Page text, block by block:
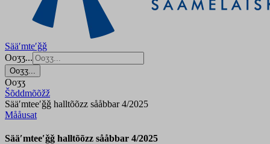
Sääʹmteʹǧǧ
Ooʒʒ...
Ooʒʒ...
Ooʒʒ
Šõddmõõžž
Sääʹmteeʹǧǧ halltõõzz sååbbar 4/2025
Mååusat
Sääʹmteeʹǧǧ halltõõzz sååbbar 4/2025